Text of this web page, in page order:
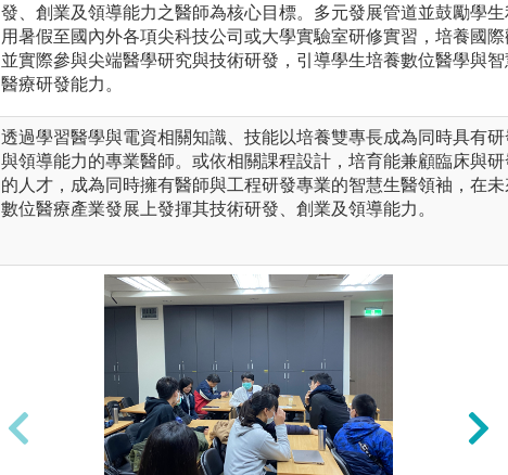
發、創業及領導能力之醫師為核心目標。多元發展管道並鼓勵學生
用暑假至國內外各項尖科技公司或大學實驗室研修實習，培養國際
並實際參與尖端醫學研究與技術研發，引導學生培養數位醫學與智
醫療研發能力。
透過學習醫學與電資相關知識、技能以培養雙專長成為同時具有研
與領導能力的專業醫師。或依相關課程設計，培育能兼顧臨床與研
的人才，成為同時擁有醫師與工程研發專業的智慧生醫領袖，在未
數位醫療產業發展上發揮其技術研發、創業及領導能力。